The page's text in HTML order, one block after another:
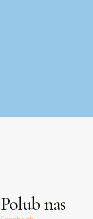
Polub nas